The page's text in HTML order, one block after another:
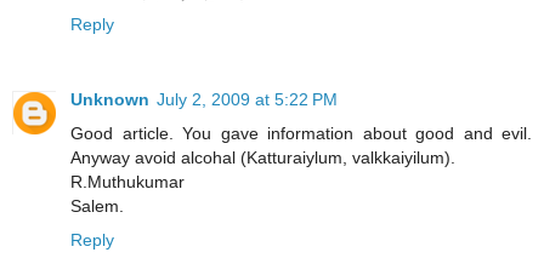
Reply
Unknown July 2, 2009 at 5:22 PM
Good article. You gave information about good and evil.
Anyway avoid alcohal (Katturaiylum, valkkaiyilum).
R.Muthukumar
Salem.
Reply